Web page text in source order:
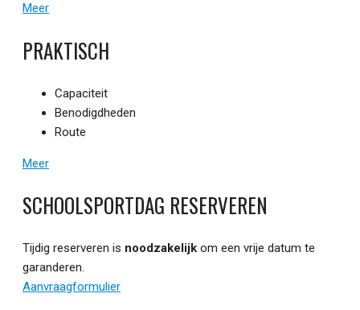
Meer
PRAKTISCH
Capaciteit
Benodigdheden
Route
Meer
SCHOOLSPORTDAG RESERVEREN
Tijdig reserveren is noodzakelijk om een vrije datum te
garanderen.
Aanvraagformulier